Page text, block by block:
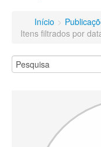
Início >
Itens filtrados por